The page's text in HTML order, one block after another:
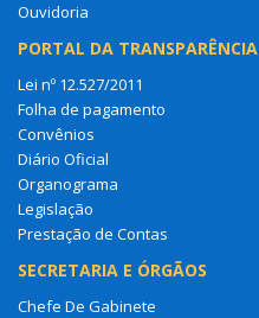
Ouvidoria
PORTAL DA TRANSPARÊNCIA
Lei nº 12.527/2011
Folha de pagamento
Convênios
Diário Oficial
Organograma
Legislação
Prestação de Contas
SECRETARIA E ÓRGÃOS
Chefe De Gabinete